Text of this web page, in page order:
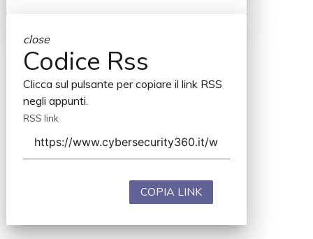
close
Codice Rss
Clicca sul pulsante per copiare il link RSS
negli appunti.
RSS link
COPIA LINK